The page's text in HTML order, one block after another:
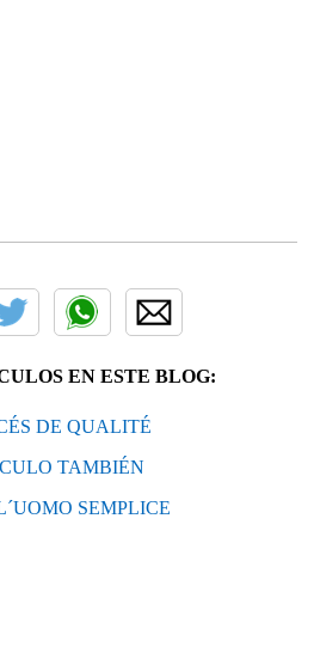
EN ESTE BLOG:
DE QUALITÉ
TAMBIÉN
SEMPLICE